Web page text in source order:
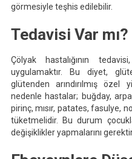
görmesiyle teşhis edilebilir.
Tedavisi Var mı?
Çölyak hastalığının
uygulamaktır. Bu diyet,
glütenden arındırılmış özel
nedenle hastalar; buğday,
pirinç, mısır, patates, fasulye,
tüketmelidir. Bu durum
değişiklikler yapmalarını